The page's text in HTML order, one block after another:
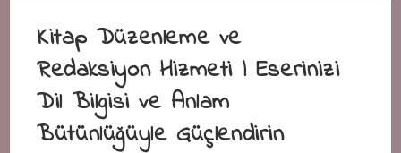
Kitap Düzenleme ve
Redaksiyon Hizmeti | Eserinizi
Dil Bilgisi ve Anlam
Bütünlüğüyle Güçlendirin